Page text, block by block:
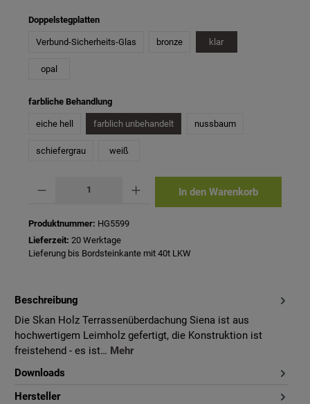
Doppelstegplattenauswählen
Verbund-Sicherheits-Glas bronze klar
opal
farbliche Behandlungauswählen
eiche hell farblich unbehandelt nussbaum
schiefergrau weiß
In den Warenkorb
Produktnummer: HG5599
Lieferzeit: 20 Werktage
Lieferung bis Bordsteinkante mit 40t LKW
Beschreibung
Die Skan Holz Terrassenüberdachung Siena ist aus
hochwertigem Leimholz gefertigt, die Konstruktion ist
freistehend - es ist… Mehr
Downloads
Hersteller